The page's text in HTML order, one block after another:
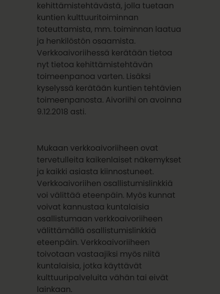
kehittämistehtävästä, jolla tuetaan
kuntien kulttuuritoiminnan
toteuttamista, mm. toiminnan laatua
ja henkilöstön osaamista.
Verkkoaivoriihessä kerätään tietoa
nyt tietoa kehittämistehtävän
toimeenpanoa varten. Lisäksi
kyselyssä kerätään kuntien tehtävien
toimeenpanosta. Aivoriihi on avoinna
9.12.2018 asti.
Mukaan verkkoaivoriiheen ovat
tervetulleita kaikenlaiset näkemykset
ja kaikki asiasta kiinnostuneet.
Verkkoaivoriihen osallistumislinkkiä
voi välittää eteenpäin. Myös kunnat
voivat kannustaa kuntalaisia
osallistumaan verkkoaivoriiheen
välittämällä osallistumislinkkiä
eteenpäin. Verkkoaivoriiheen
toivotaan vastaajiksi myös niitä
kuntalaisia, jotka käyttävät
kulttuuripalveluita vähän tai eivät
lainkaan.